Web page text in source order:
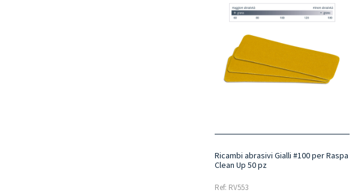
Ricambi abrasivi Gialli #100 per Raspa
Clean Up 50 pz
Ref: RV553